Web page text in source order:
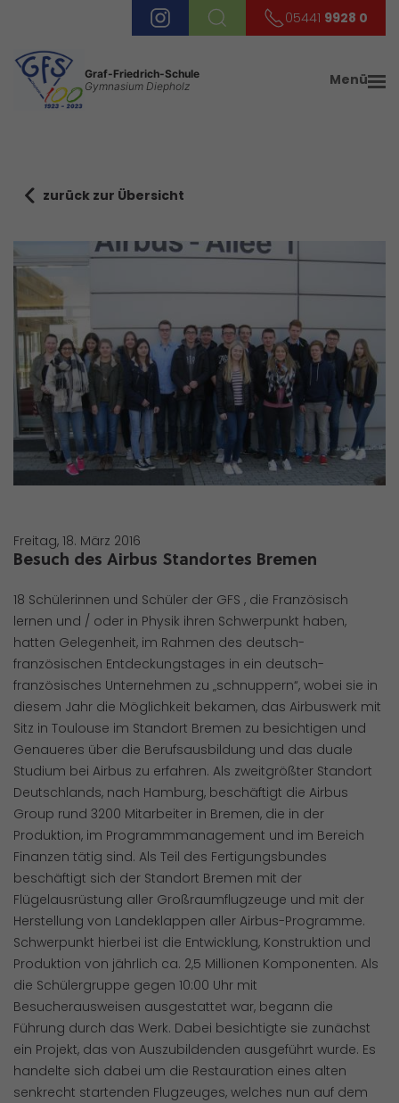
05441 9928 0
Graf-Friedrich-Schule
Gymnasium Diepholz
Menü
zurück zur Übersicht
Freitag, 18. März 2016
Besuch des Airbus Standortes Bremen
18 Schülerinnen und Schüler der GFS , die Französisch
lernen und / oder in Physik ihren Schwerpunkt haben,
hatten Gelegenheit, im Rahmen des deutsch-
französischen Entdeckungstages in ein deutsch-
französisches Unternehmen zu „schnuppern“, wobei sie in
diesem Jahr die Möglichkeit bekamen, das Airbuswerk mit
Sitz in Toulouse im Standort Bremen zu besichtigen und
Genaueres über die Berufsausbildung und das duale
Studium bei Airbus zu erfahren. Als zweitgrößter Standort
Deutschlands, nach Hamburg, beschäftigt die Airbus
Group rund 3200 Mitarbeiter in Bremen, die in der
Produktion, im Programmmanagement und im Bereich
Finanzen tätig sind. Als Teil des Fertigungsbundes
beschäftigt sich der Standort Bremen mit der
Flügelausrüstung aller Großraumflugzeuge und mit der
Herstellung von Landeklappen aller Airbus-Programme.
Schwerpunkt hierbei ist die Entwicklung, Konstruktion und
Produktion von jährlich ca. 2,5 Millionen Komponenten. Als
die Schülergruppe gegen 10:00 Uhr mit
Besucherausweisen ausgestattet war, begann die
Führung durch das Werk. Dabei besichtigte sie zunächst
ein Projekt, das von Auszubildenden ausgeführt wurde. Es
handelte sich dabei um die Restauration eines alten
senkrecht startenden Flugzeuges, welches nun auf dem